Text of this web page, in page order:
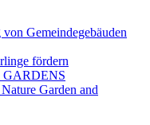
Gemeindegebäuden
fördern
Garden and